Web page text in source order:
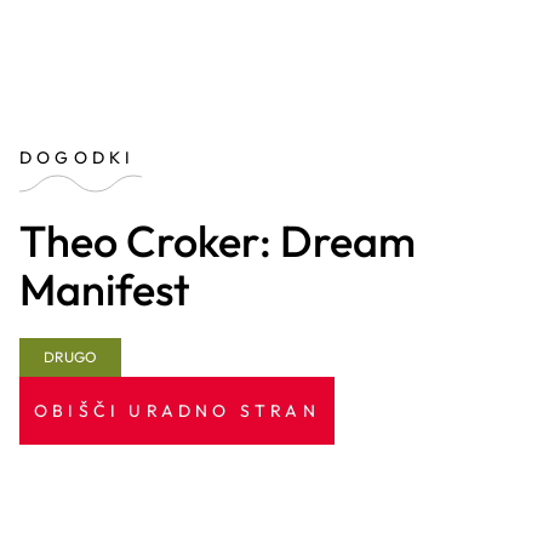
DOGODKI
Theo Croker: Dream
Manifest
DRUGO
OBIŠČI URADNO STRAN